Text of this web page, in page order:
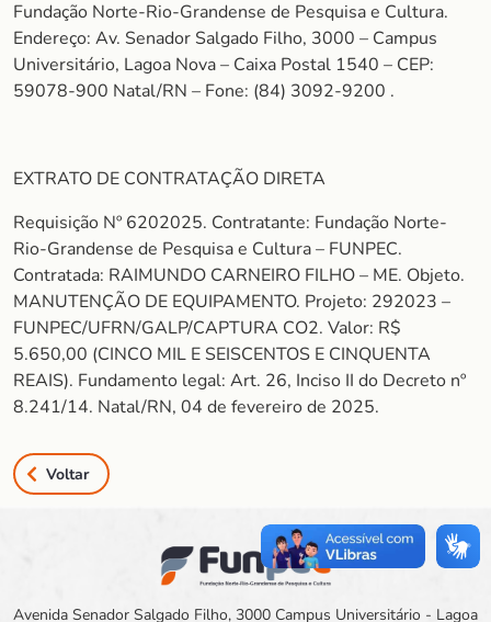
Fundação Norte-Rio-Grandense de Pesquisa e Cultura.
Endereço: Av. Senador Salgado Filho, 3000 – Campus
Universitário, Lagoa Nova – Caixa Postal 1540 – CEP:
59078-900 Natal/RN – Fone: (84) 3092-9200 .
EXTRATO DE CONTRATAÇÃO DIRETA
Requisição Nº 6202025. Contratante: Fundação Norte-
Rio-Grandense de Pesquisa e Cultura – FUNPEC.
Contratada: RAIMUNDO CARNEIRO FILHO – ME. Objeto.
MANUTENÇÃO DE EQUIPAMENTO. Projeto: 292023 –
FUNPEC/UFRN/GALP/CAPTURA CO2. Valor: R$
5.650,00 (CINCO MIL E SEISCENTOS E CINQUENTA
REAIS). Fundamento legal: Art. 26, Inciso II do Decreto nº
8.241/14. Natal/RN, 04 de fevereiro de 2025.
Voltar
Avenida Senador Salgado Filho, 3000 Campus Universitário - Lagoa